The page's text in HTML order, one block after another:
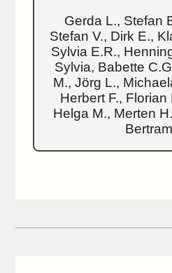
Gerda L., Stefan
Stefan V., Dirk E.,
Sylvia E.R.,
Sylvia, Babette
M., Jörg L.,
Herbert F., Florian
Helga M., Merten